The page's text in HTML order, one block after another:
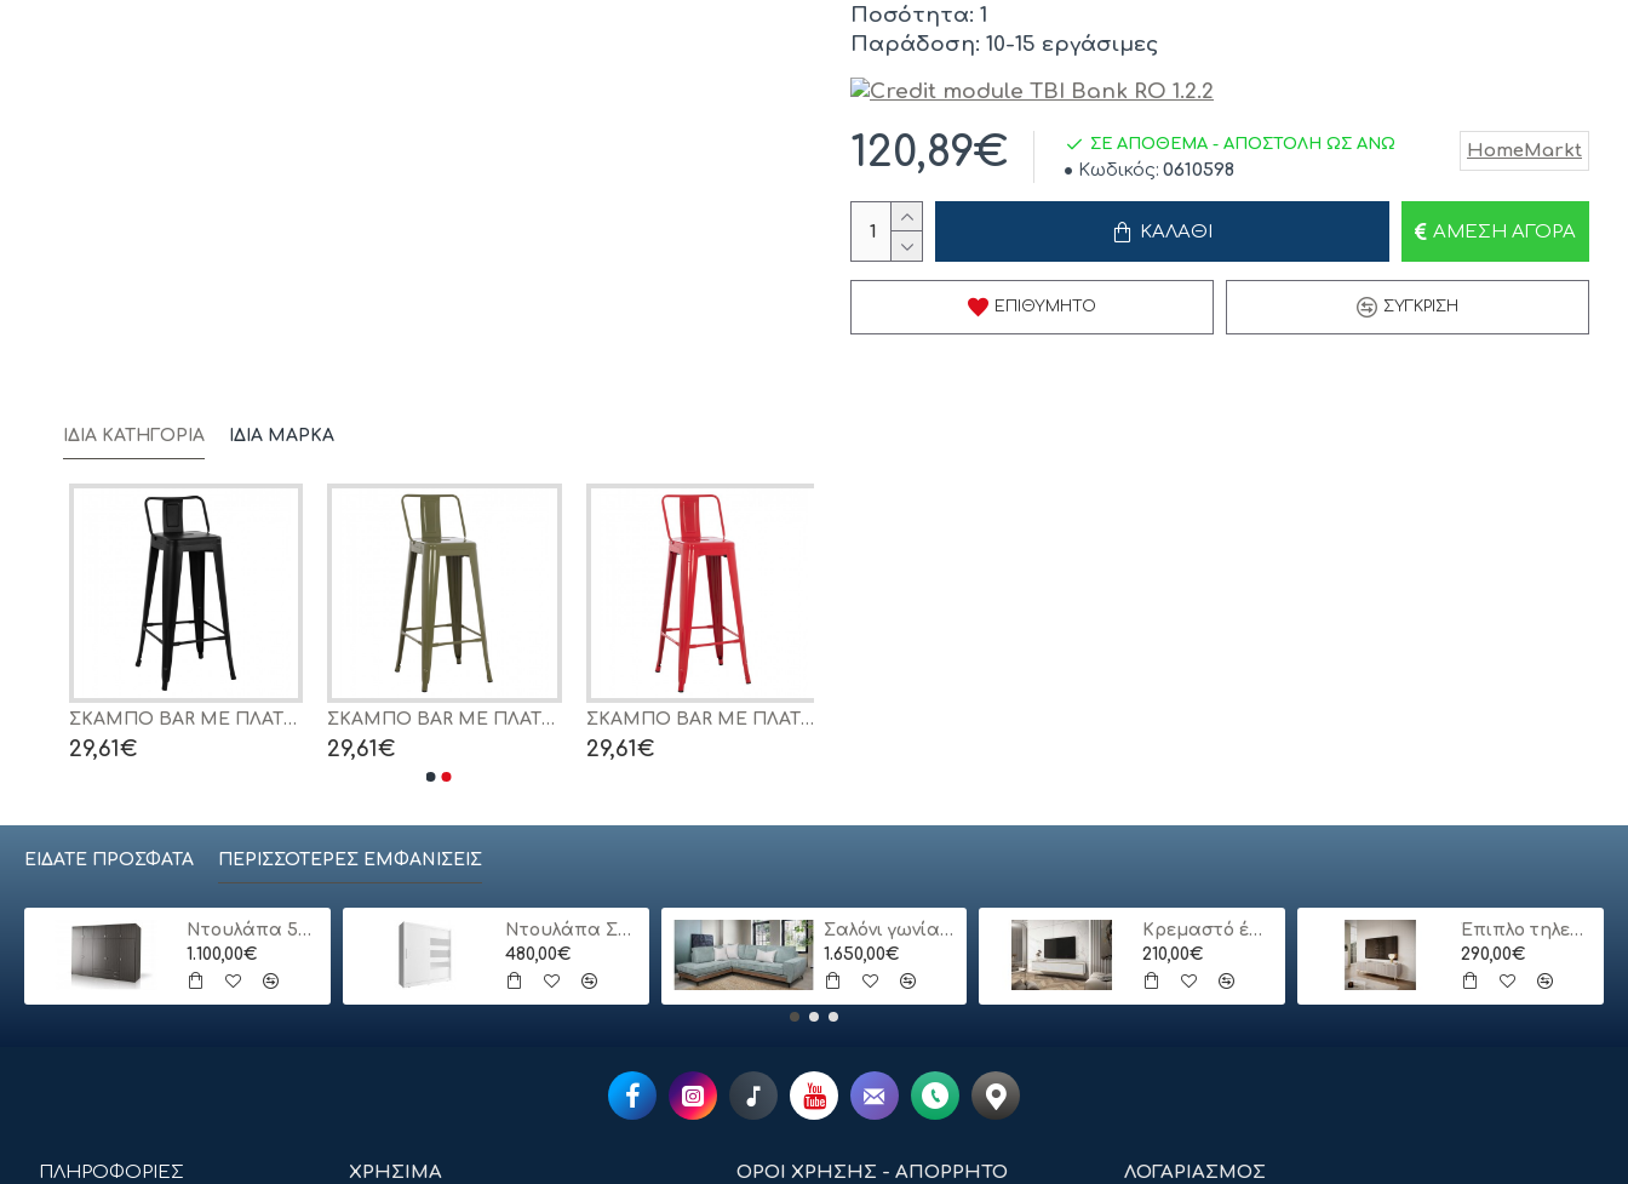
Ποσότητα: 1
Παράδοση: 10-15 εργάσιμες
120,89€ ΣΕ ΑΠΟΘΕΜΑ - ΑΠΟΣΤΟΛΗ ΩΣ ΑΝΩ
Κωδικός: 0610598
HomeMarkt
ΚΑΛΆΘΙ ΆΜΕΣΗ ΑΓΟΡΆ
ΕΠΙΘΥΜΗΤΌ ΣΎΓΚΡΙΣΗ
ΊΔΙΑ ΚΑΤΗΓΟΡΊΑ ΊΔΙΑ ΜΆΡΚΑ
ΣΚΑΜΠΟ BAR ME ΠΛΑΤΗ ΜΕΤΑΛΛΙΚΟ MELITA-PRO HM8643.42 ΜΑΥΡΟ ΜΑΤ 42x42x100Υεκ.
29,61€
ΣΚΑΜΠΟ BAR ME ΠΛΑΤΗ ΜΕΤΑΛΛΙΚΟ MELITA-PRO HM8643.43 DARK OLIVE GREEN 42x42x100Υεκ.
29,61€
ΣΚΑΜΠΟ BAR ME ΠΛΑΤΗ ΜΕΤΑΛΛΙΚΟ MELITA-PRO HM8643.44 ΚΟΚΚΙΝΟ 42x42x100Υεκ.
29,61€
ΕΊΔΑΤΕ ΠΡΌΣΦΑΤΑ ΠΕΡΙΣΣΌΤΕΡΕΣ ΕΜΦΑΝΊΣΕΙΣ
Ντουλάπα 5φυλλη με πατάρι
1.100,00€
Ντουλάπα Συρόμενη 24113-MJ3-180 Χρώμα Λευκό 180x200x62cm
480,00€
Σαλόνι γωνία Bari
1.650,00€
Κρεμαστό έπιπλο τηλεόρασης ORO_MDF Λευκό 175x30x32cm
210,00€
Έπιπλο τηλεόρασης Lante μπεζ 163x51x38cm
290,00€
ΠΛΗΡΟΦΟΡΙΕΣ ΧΡΗΣΙΜΑ ΟΡΟΙ ΧΡΗΣΗΣ - ΑΠΟΡΡΗΤΟ ΛΟΓΑΡΙΑΣΜΟΣ